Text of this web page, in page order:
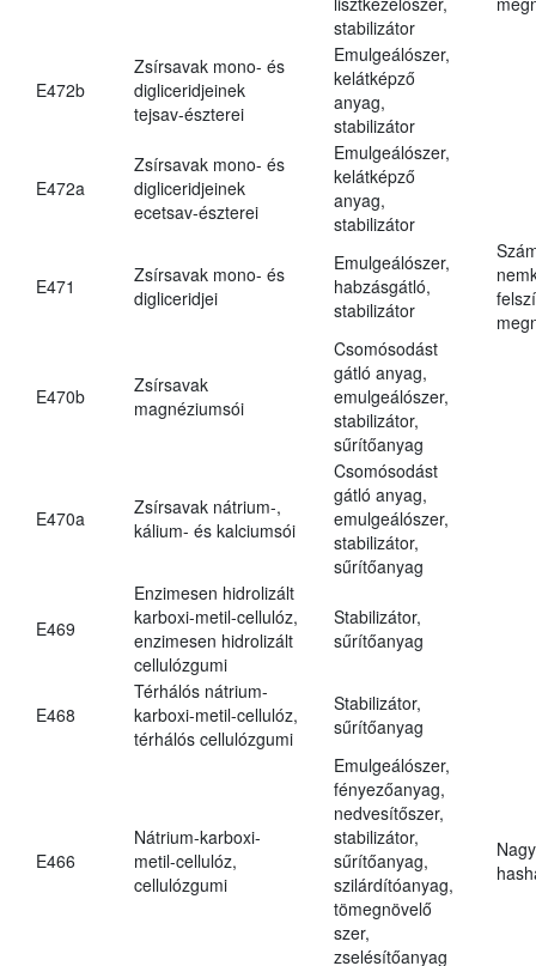
stabilizátor
E472b
Zsírsavak mono- és
digliceridjeinek
tejsav-észterei
Emulgeálószer,
kelátképző
anyag,
stabilizátor
E472a
Zsírsavak mono- és
digliceridjeinek
ecetsav-észterei
Emulgeálószer,
kelátképző
anyag,
stabilizátor
E471
Zsírsavak mono- és
digliceridjei
Emulgeálószer,
habzásgátló,
stabilizátor
E470b
Zsírsavak
magnéziumsói
Csomósodást
gátló anyag,
emulgeálószer,
stabilizátor,
sűrítőanyag
E470a
Zsírsavak nátrium-,
kálium- és kalciumsói
Csomósodást
gátló anyag,
emulgeálószer,
stabilizátor,
sűrítőanyag
E469
Enzimesen hidrolizált
karboxi-metil-cellulóz,
enzimesen hidrolizált
cellulózgumi
Stabilizátor,
sűrítőanyag
E468
Térhálós nátrium-
karboxi-metil-cellulóz,
térhálós cellulózgumi
Stabilizátor,
sűrítőanyag
E466
Nátrium-karboxi-
metil-cellulóz,
cellulózgumi
Emulgeálószer,
fényezőanyag,
nedvesítőszer,
stabilizátor,
sűrítőanyag,
szilárdítóanyag,
tömegnövelő
szer,
zselésítőanyag